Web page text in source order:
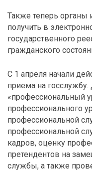
Также теперь органы
получить в
государственного
гражданского
С 1 апреля начали
приема на
«профессиональный
профессионального
профессиональной
профессиональной
кадров, оценку
претендентов на
службы, а также